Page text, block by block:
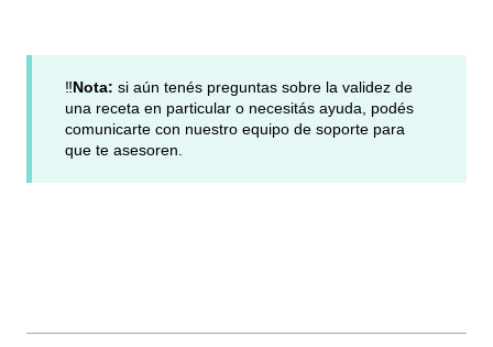
‼️Nota: si aún tenés preguntas sobre la validez de
una receta en particular o necesitás ayuda, podés
comunicarte con nuestro equipo de soporte para
que te asesoren.